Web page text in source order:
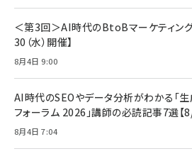
Amazonランキングを
Anker Soundcore
全ワイヤレスイヤホン/
ング/マルチポイント接
Anker PowerLine III
ケーブル Anker絡まな
ド付き USB PD対応 シ
17 / 16 / 15 / Galaxy
キャンペーン】
￥4,857
＜第3回＞AI時代のBtoBマーケティング
30（水）開催】
8月4日 9:00
AI時代のSEOやデータ分析がわかる「
フォーラム 2026」講師の必読記事7選【
8月4日 7:04